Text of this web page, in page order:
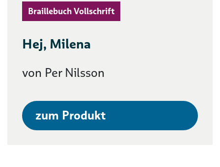
Braillebuch Vollschrift
Hej, Milena
von Per Nilsson
zum Produkt